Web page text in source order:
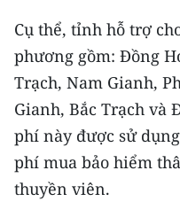
Media Văn hóa
Media Xã hội
Media Pháp luật
Media Du lịch
Media Thế giới
Cụ thể, tỉnh hỗ trợ
phương gồm: Đồng
Trạch, Nam Gianh,
Gianh, Bắc Trạch và
phí này được sử
phí mua bảo hiểm
thuyền viên.